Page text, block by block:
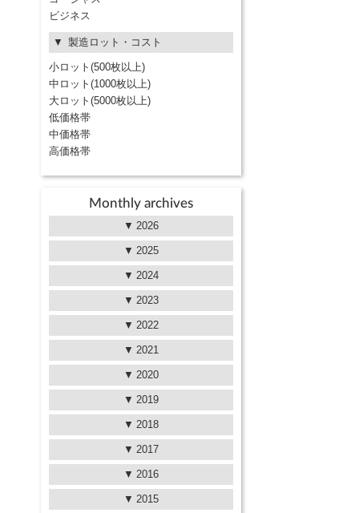
ビジネス
製造ロット・コスト
小ロット(500枚以上)
中ロット(1000枚以上)
大ロット(5000枚以上)
低価格帯
中価格帯
高価格帯
Monthly archives
2026
2025
2024
2023
2022
2021
2020
2019
2018
2017
2016
2015